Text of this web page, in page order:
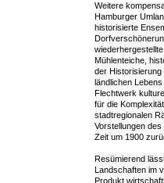
Weitere
Hamburger
historisierte
Mühlenteiche,
der
ländlichen
Flechtwerk
für die
stadtregionalen
Vorstellungen
Zeit um 1900
Resümierend
Landschaften im
Produkt